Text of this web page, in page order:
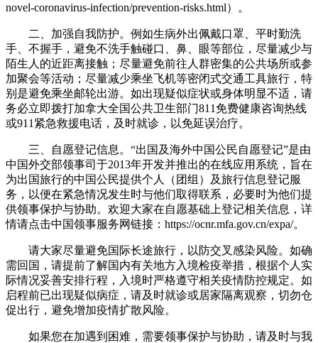
novel-coronavirus-infection/prevention-risks.html）。
二、加强自我防护。例如生病外出佩戴口罩、平时勤洗
手、不握手，避免不洗手触碰口、鼻、眼等部位，尽量减少与
陌生人的近距离接触；尽量避免前往人群密集的公共场所或参
加聚会等活动；尽量减少乘坐飞机等密闭式交通工具旅行，特
别是避免乘坐邮轮出游。如出现疑似症状或身体明显不适，请
务必立即拨打加拿大全国公共卫生部门811免费健康咨询热线
或911紧急救援电话，及时就诊，以免延误治疗。
三、自愿登记信息。“出国及海外中国公民自愿登记”是由
中国外交部领事司于2013年开发并推出的在线应用系统，旨在
为出国旅行的中国公民提供个人（团组）及旅行信息登记服
务，以便在紧急情况发生时与他们取得联系，必要时为他们提
供领事保护与协助。欢迎大家在自愿基础上登记相关信息，详
情请点击中国领事服务网链接：https://ocnr.mfa.gov.cn/expa/。
请大家尽量避免国际长途旅行，以防交叉感染风险。如确
需回国，请提前了解国内有关地方入境检疫举措，根据个人实
际情况妥善安排行程，入境时严格遵守相关疫情防控规定。如
启程前已出现疑似病症，请及时就诊或居家隔离观察，切勿仓
促出行，避免增加疫情扩散风险。
如果您在加遇到困难，需要领事保护与协助，请及时与我